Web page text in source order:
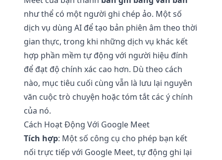
như thể có một người ghi chép ảo. Một số
dịch vụ dùng AI để tạo bản phiên âm theo thời
gian thực, trong khi những dịch vụ khác kết
hợp phần mềm tự động với người hiệu đính
để đạt độ chính xác cao hơn. Dù theo cách
nào, mục tiêu cuối cùng vẫn là lưu lại nguyên
văn cuộc trò chuyện hoặc tóm tắt các ý chính
của nó.
Cách Hoạt Động Với Google Meet
Tích hợp: Một số công cụ cho phép bạn kết
nối trực tiếp với Google Meet, tự động ghi lại